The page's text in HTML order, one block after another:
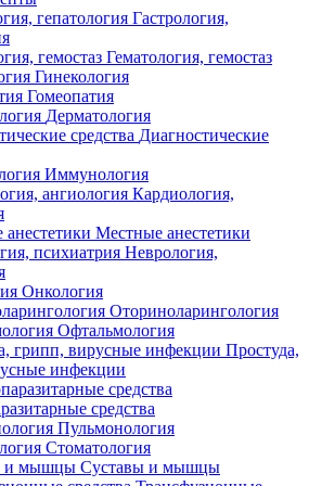
Гастрология,
Гематология, гемостаз
Гинекология
Гомеопатия
Дерматология
Диагностические
Иммунология
Кардиология,
Местные анестетики
Неврология,
Онкология
Оториноларингология
Офтальмология
Простуда,
инфекции
средства
Пульмонология
Стоматология
Суставы и мышцы